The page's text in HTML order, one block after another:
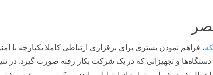
، فراهم نمودن بستری برای برقراری ارتباطی کاملا یکپارچه با
و تجهیزاتی که در یک شرکت بکار رفته صورت گیرد. در